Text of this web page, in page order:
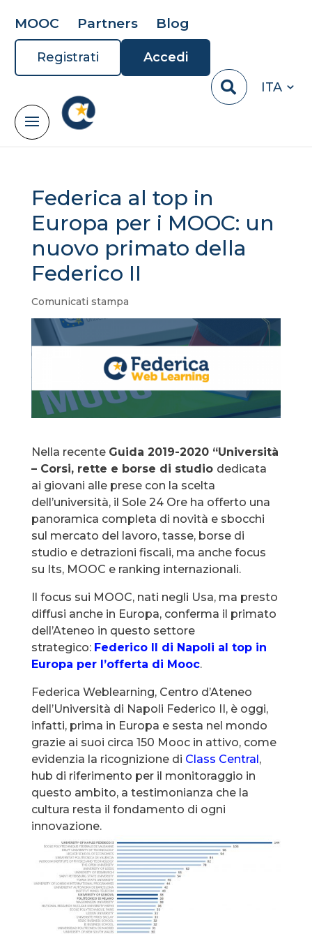
MOOC Partners Blog
Registrati
Accedi
ITA
Federica al top in
Europa per i MOOC: un
nuovo primato della
Federico II
Comunicati stampa
Nella recente Guida 2019-2020 “Università
– Corsi, rette e borse di studio dedicata
ai giovani alle prese con la scelta
dell’università, il Sole 24 Ore ha offerto una
panoramica completa di novità e sbocchi
sul mercato del lavoro, tasse, borse di
studio e detrazioni fiscali, ma anche focus
su Its, MOOC e ranking internazionali.
Il focus sui MOOC, nati negli Usa, ma presto
diffusi anche in Europa, conferma il primato
dell’Ateneo in questo settore
strategico: Federico II di Napoli al top in
Europa per l’offerta di Mooc.
Federica Weblearning, Centro d’Ateneo
dell’Università di Napoli Federico II, è oggi,
infatti, prima in Europa e sesta nel mondo
grazie ai suoi circa 150 Mooc in attivo, come
evidenzia la ricognizione di Class Central ,
hub di riferimento per il monitoraggio in
questo ambito, a testimonianza che la
cultura resta il fondamento di ogni
innovazione.